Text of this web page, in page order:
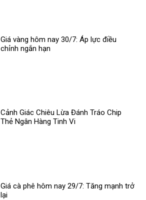
Giá vàng hôm nay 30/7: Áp lực điều
chỉnh ngắn hạn
Cảnh Giác Chiêu Lừa Đánh Tráo Chip
Thẻ Ngân Hàng Tinh Vi
Giá cà phê hôm nay 29/7: Tăng mạnh trở
lại